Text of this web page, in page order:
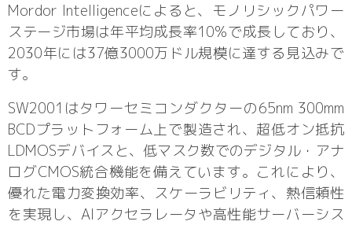
Mordor Intelligenceによると、モノリシックパワー
ステージ市場は年平均成長率10%で成長しており、
2030年には37億3000万ドル規模に達する見込みで
す。
SW2001はタワーセミコンダクターの65nm 300mm
BCDプラットフォーム上で製造され、超低オン抵抗
LDMOSデバイスと、低マスク数でのデジタル・アナ
ログCMOS統合機能を備えています。これにより、
優れた電力変換効率、スケーラビリティ、熱信頼性
を実現し、AIアクセラレータや高性能サーバーシス